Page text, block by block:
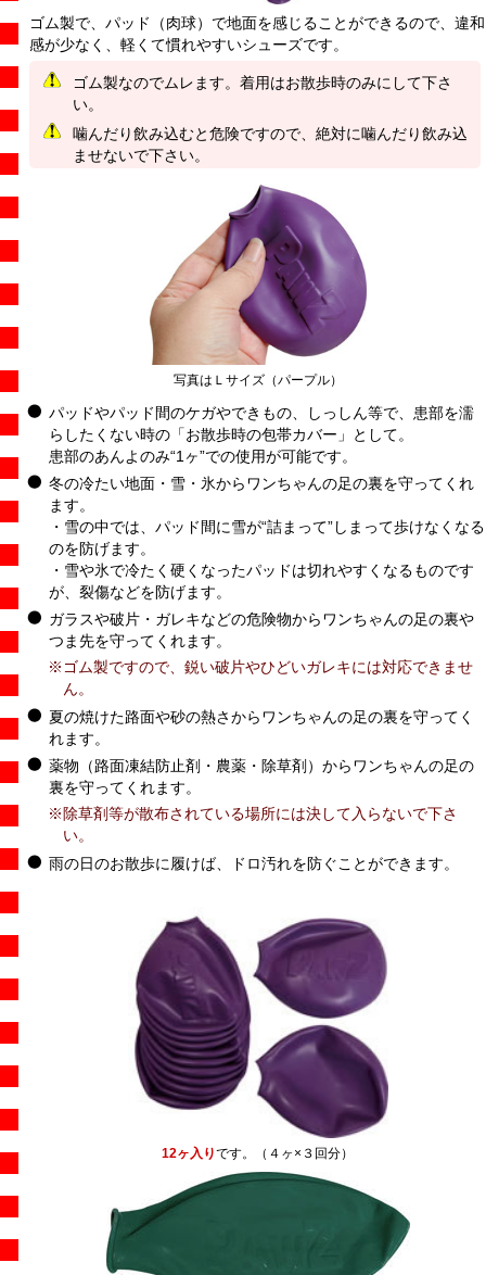
ゴム製で、パッド（肉球）で地面を感じることができるので、違和
感が少なく、軽くて慣れやすいシューズです。
ゴム製なのでムレます。着用はお散歩時のみにして下さ
い。
噛んだり飲み込むと危険ですので、絶対に噛んだり飲み込
ませないで下さい。
写真はＬサイズ（パープル）
パッドやパッド間のケガやできもの、しっしん等で、患部を濡
らしたくない時の「お散歩時の包帯カバー」として。
患部のあんよのみ“1ヶ”での使用が可能です。
冬の冷たい地面・雪・氷からワンちゃんの足の裏を守ってくれ
ます。
・雪の中では、パッド間に雪が“詰まって”しまって歩けなくなる
のを防げます。
・雪や氷で冷たく硬くなったパッドは切れやすくなるものです
が、裂傷などを防げます。
ガラスや破片・ガレキなどの危険物からワンちゃんの足の裏や
つま先を守ってくれます。
※ゴム製ですので、鋭い破片やひどいガレキには対応できませ
ん。
夏の焼けた路面や砂の熱さからワンちゃんの足の裏を守ってく
れます。
薬物（路面凍結防止剤・農薬・除草剤）からワンちゃんの足の
裏を守ってくれます。
※除草剤等が散布されている場所には決して入らないで下さ
い。
雨の日のお散歩に履けば、ドロ汚れを防ぐことができます。
12ヶ入りです。（４ヶ×３回分）